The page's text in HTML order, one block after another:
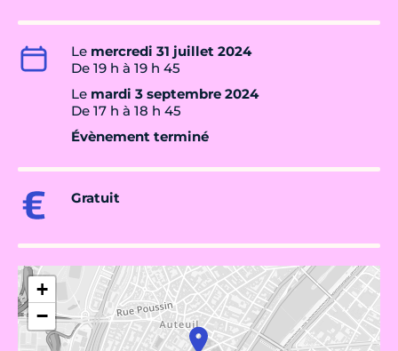
Le mercredi 31 juillet 2024
De 19 h à 19 h 45
Le mardi 3 septembre 2024
De 17 h à 18 h 45
Évènement terminé
Gratuit
+
−